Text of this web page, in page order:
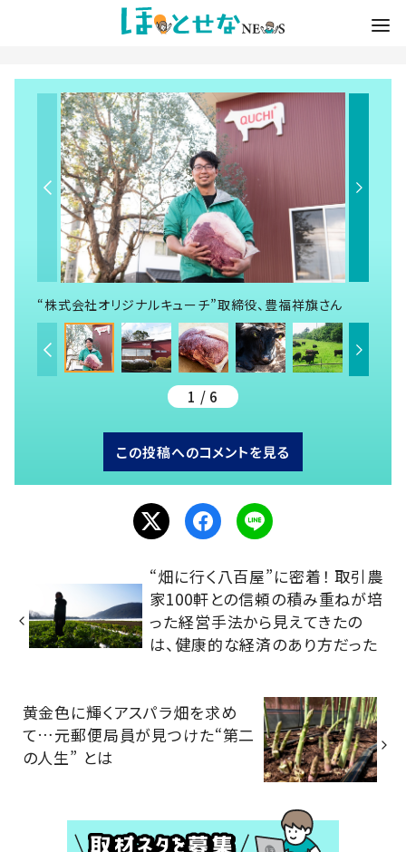
“株式会社オリジナルキューチ”取締役、豊福祥旗さん
1 / 6
この投稿へのコメントを見る
“畑に行く八百屋”に密着！ 取引農
家100軒との信頼の積み重ねが培
った経営手法から見えてきたの
は、健康的な経済のあり方だった
黄金色に輝くアスパラ畑を求め
て…元郵便局員が見つけた“第二
の人生” とは